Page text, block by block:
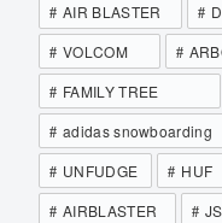
AIR BLASTER
VOLCOM
FAMILY TREE
adidas snowboarding
UNFUDGE
HUF
AIRBLASTER